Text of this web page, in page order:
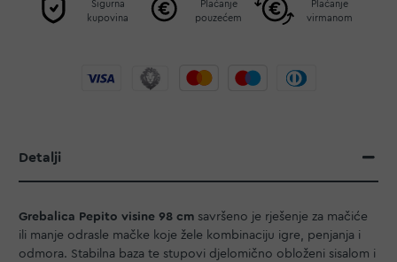
Sigurna
kupovina
Plaćanje
pouzećem
Plaćanje
virmanom
Detalji
Grebalica Pepito visine 98 cm savršeno je rješenje za mačiće
ili manje odrasle mačke koje žele kombinaciju igre, penjanja i
odmora. Stabilna baza te stupovi djelomično obloženi sisalom i